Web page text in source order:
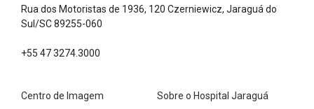
Rua dos Motoristas de 1936, 120 Czerniewicz, Jaraguá do
Sul/SC 89255-060
+55 47 3274.3000
Centro de Imagem
Sobre o Hospital Jaraguá